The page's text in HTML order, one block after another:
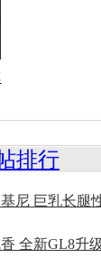
排行
尼 巨乳长腿
全新GL8升